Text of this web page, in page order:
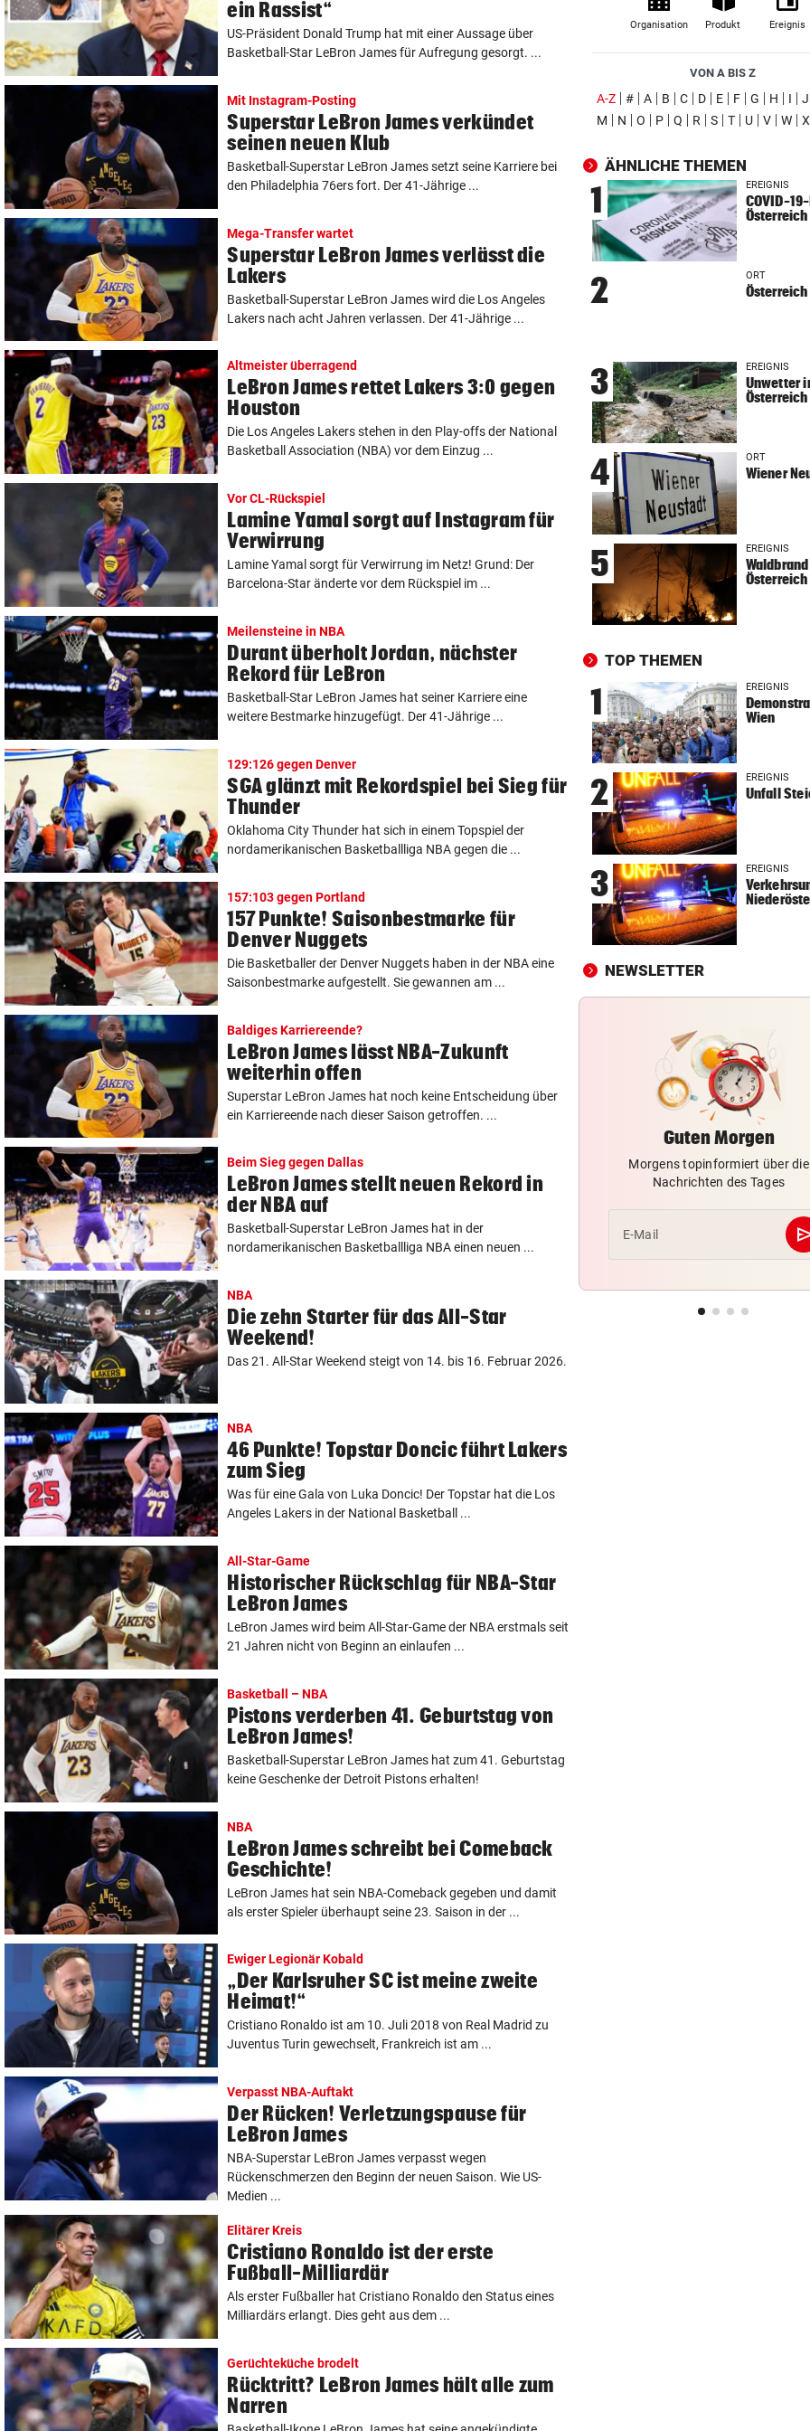
ein Rassist“
US-Präsident Donald Trump hat mit einer Aussage über
Basketball-Star LeBron James für Aufregung gesorgt. ...
Mit Instagram-Posting
Superstar LeBron James verkündet
seinen neuen Klub
Basketball-Superstar LeBron James setzt seine Karriere bei
den Philadelphia 76ers fort. Der 41-Jährige ...
Mega-Transfer wartet
Superstar LeBron James verlässt die
Lakers
Basketball-Superstar LeBron James wird die Los Angeles
Lakers nach acht Jahren verlassen. Der 41-Jährige ...
Altmeister überragend
LeBron James rettet Lakers 3:0 gegen
Houston
Die Los Angeles Lakers stehen in den Play-offs der National
Basketball Association (NBA) vor dem Einzug ...
Vor CL-Rückspiel
Lamine Yamal sorgt auf Instagram für
Verwirrung
Lamine Yamal sorgt für Verwirrung im Netz! Grund: Der
Barcelona-Star änderte vor dem Rückspiel im ...
Meilensteine in NBA
Durant überholt Jordan, nächster
Rekord für LeBron
Basketball-Star LeBron James hat seiner Karriere eine
weitere Bestmarke hinzugefügt. Der 41-Jährige ...
129:126 gegen Denver
SGA glänzt mit Rekordspiel bei Sieg für
Thunder
Oklahoma City Thunder hat sich in einem Topspiel der
nordamerikanischen Basketballliga NBA gegen die ...
157:103 gegen Portland
157 Punkte! Saisonbestmarke für
Denver Nuggets
Die Basketballer der Denver Nuggets haben in der NBA eine
Saisonbestmarke aufgestellt. Sie gewannen am ...
Baldiges Karriereende?
LeBron James lässt NBA-Zukunft
weiterhin offen
Superstar LeBron James hat noch keine Entscheidung über
ein Karriereende nach dieser Saison getroffen. ...
Beim Sieg gegen Dallas
LeBron James stellt neuen Rekord in
der NBA auf
Basketball-Superstar LeBron James hat in der
nordamerikanischen Basketballliga NBA einen neuen ...
NBA
Die zehn Starter für das All-Star
Weekend!
Das 21. All-Star Weekend steigt von 14. bis 16. Februar 2026.
NBA
46 Punkte! Topstar Doncic führt Lakers
zum Sieg
Was für eine Gala von Luka Doncic! Der Topstar hat die Los
Angeles Lakers in der National Basketball ...
All-Star-Game
Historischer Rückschlag für NBA-Star
LeBron James
LeBron James wird beim All-Star-Game der NBA erstmals seit
21 Jahren nicht von Beginn an einlaufen ...
Basketball – NBA
Pistons verderben 41. Geburtstag von
LeBron James!
Basketball-Superstar LeBron James hat zum 41. Geburtstag
keine Geschenke der Detroit Pistons erhalten!
NBA
LeBron James schreibt bei Comeback
Geschichte!
LeBron James hat sein NBA-Comeback gegeben und damit
als erster Spieler überhaupt seine 23. Saison in der ...
Ewiger Legionär Kobald
„Der Karlsruher SC ist meine zweite
Heimat!“
Cristiano Ronaldo ist am 10. Juli 2018 von Real Madrid zu
Juventus Turin gewechselt, Frankreich ist am ...
Verpasst NBA-Auftakt
Der Rücken! Verletzungspause für
LeBron James
NBA-Superstar LeBron James verpasst wegen
Rückenschmerzen den Beginn der neuen Saison. Wie US-
Medien ...
Elitärer Kreis
Cristiano Ronaldo ist der erste
Fußball-Milliardär
Als erster Fußballer hat Cristiano Ronaldo den Status eines
Milliardärs erlangt. Dies geht aus dem ...
Gerüchteküche brodelt
Rücktritt? LeBron James hält alle zum
Narren
Uganda trauert! Teamspieler
„KRONE“-KOMMENTAR
Kinder, Kinder: Freude und
Arbeit
UNFALL IN THALGAU
Radlerin (32) starb nach
mit Kipplaster
„NICHT WIEDERERKANNT!“
John Goodman: Supermarkt-
Selfie lässt Fans staunen
das wirklich?
PINKELNIG VOR COMEBACK
„Habe so viel Kraft wie schon
lange nicht mehr“
„AM BODEN ZERSTÖRT“
Ex-Olympionike spricht offen
seine Pornosucht
FOLGE VON SAMSTAG vor 2
Täglich fitter: Diese 20
schafft jeder!
ABSCHUSS-VERORDNUNG
Nach Rissen: Wolf im Tiroler
Bezirk Imst entnommen
HOFFNUNG FÜR PATIENTEN
Diese Krebstherapien bieten
Heilungschancen
UMFRAGE ALARMIEREND
Jeder vierte Industriebetrieb
abwandern
DAS SAGT PALAST
Wieder in der Klinik: Große
„DESOLATE SITUATION“ vor
Südkorea entschuldigt sich
Organisation Produkt Ereignis
VON A BIS Z
A-Z(ausgewählt)
# A B C D E F G H I J
M
N O P Q R S T U V W X
ÄHNLICHE THEMEN
1 EREIGNIS
COVID-
Österreich
2 ORT
Österreich
3 EREIGNIS
Unwetter
Österreich
4 ORT
Wiener
5 EREIGNIS
Österreich
TOP THEMEN
1 EREIGNIS
Wien
2 EREIGNIS
Unfall
3 EREIGNIS
NEWSLETTER
Guten Morgen
Morgens topinformiert über die
Nachrichten des Tages
E-Mail